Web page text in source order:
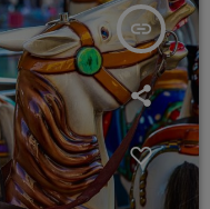
insert_link